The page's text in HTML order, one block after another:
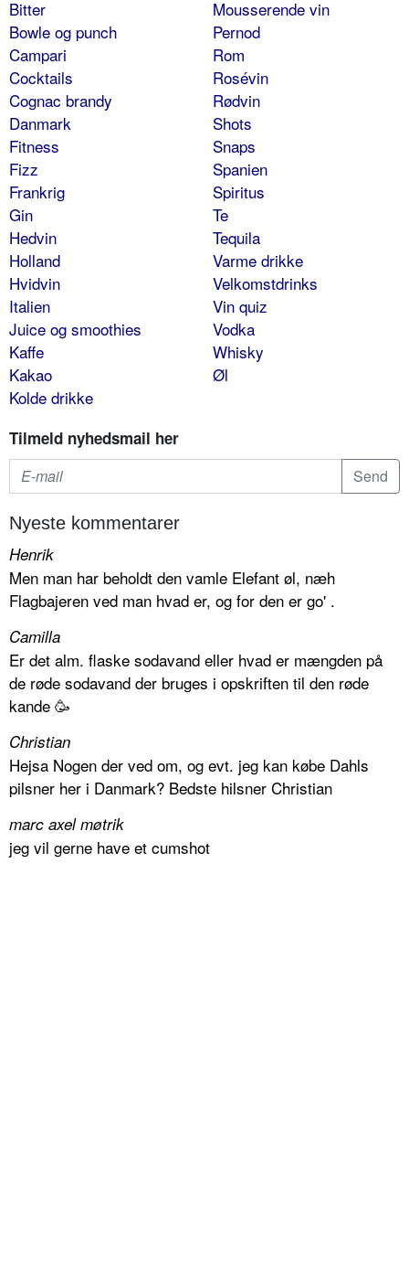
Bitter
Bowle og punch
Campari
Cocktails
Cognac brandy
Danmark
Fitness
Fizz
Frankrig
Gin
Hedvin
Holland
Hvidvin
Italien
Juice og smoothies
Kaffe
Kakao
Kolde drikke
Mousserende vin
Pernod
Rom
Rosévin
Rødvin
Shots
Snaps
Spanien
Spiritus
Te
Tequila
Varme drikke
Velkomstdrinks
Vin quiz
Vodka
Whisky
Øl
Tilmeld nyhedsmail her
Nyeste kommentarer
Henrik
Men man har beholdt den vamle Elefant øl, næh
Flagbajeren ved man hvad er, og for den er go' .
Camilla
Er det alm. flaske sodavand eller hvad er mængden på
de røde sodavand der bruges i opskriften til den røde
kande 🥳
Christian
Hejsa Nogen der ved om, og evt. jeg kan købe Dahls
pilsner her i Danmark? Bedste hilsner Christian
marc axel møtrik
jeg vil gerne have et cumshot